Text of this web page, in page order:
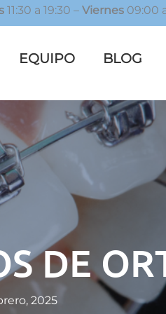
11:30 a 19:30 – Viernes 09:00
EQUIPO BLOG
DE
2025